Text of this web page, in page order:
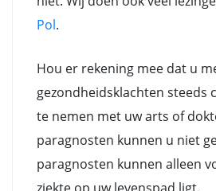
Pol.
Hou er rekening mee dat u
gezondheidsklachten steeds
te nemen met uw arts of
paragnosten kunnen u niet
paragnosten kunnen alleen